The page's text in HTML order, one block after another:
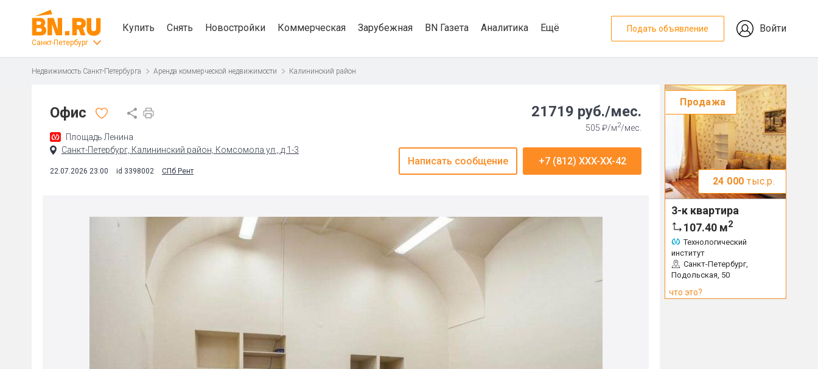
Санкт-Петербург
Купить Снять Новостройки Коммерческая Зарубежная BN Газета Аналитика Ещё Подать объявление Войти
Недвижимость Санкт-Петербурга Аренда коммерческой недвижимости Калининский район
Офис
Площадь Ленина
Санкт-Петербург, Калининский район, Комсомола ул., д.1-3
22.07.2026 23:00 id 3398002 СПб Рент
21719 руб./мес.
505 ₽/м2/мес.
Написать сообщение +7 (812) XXX-XX-42
Продажа
24 000 тыс.р.
3-к квартира
107.40 м2
Технологический
институт
Санкт-Петербург,
Подольская, 50
что это?